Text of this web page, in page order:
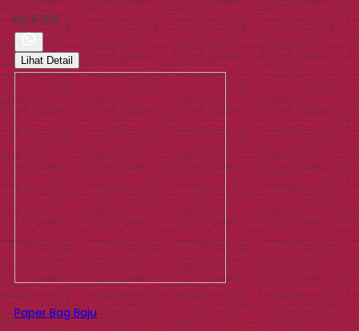
Rp 5.000
Lihat Detail
Paper Bag Baju